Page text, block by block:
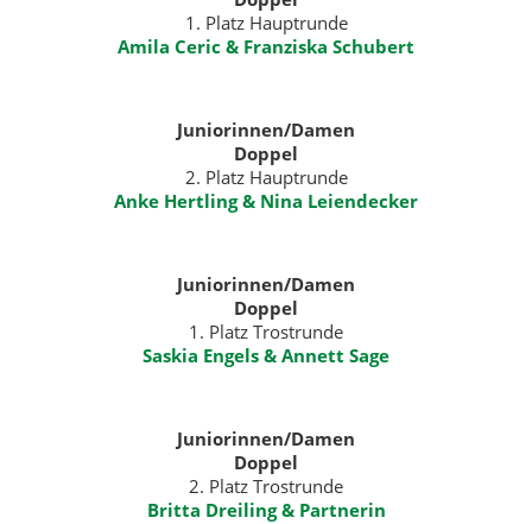
1. Platz Hauptrunde
Amila Ceric & Franziska Schubert
Juniorinnen/Damen
Doppel
2. Platz Hauptrunde
Anke Hertling & Nina Leiendecker
Juniorinnen/Damen
Doppel
1. Platz Trostrunde
Saskia Engels & Annett Sage
Juniorinnen/Damen
Doppel
2. Platz Trostrunde
Britta Dreiling & Partnerin